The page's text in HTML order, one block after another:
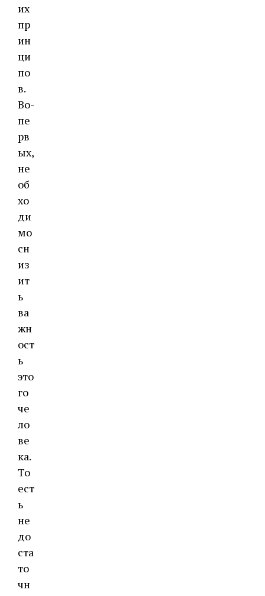
их
пр
ин
ци
по
в.
Во-
пе
рв
ых,
не
об
хо
ди
мо
сн
из
ит
ь
ва
жн
ост
ь
это
го
че
ло
ве
ка.
То
ест
ь
не
до
ста
то
чн